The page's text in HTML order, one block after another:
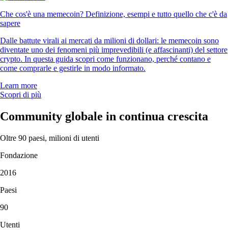
Che cos'è una memecoin? Definizione, esempi e tutto quello che c'è da
sapere
Dalle battute virali ai mercati da milioni di dollari: le memecoin sono
diventate uno dei fenomeni più imprevedibili (e affascinanti) del settore
crypto. In questa guida scopri come funzionano, perché contano e
come comprarle e gestirle in modo informato.
Learn more
Scopri di più
Community globale in continua crescita
Oltre 90 paesi, milioni di utenti
Fondazione
2016
Paesi
90
Utenti